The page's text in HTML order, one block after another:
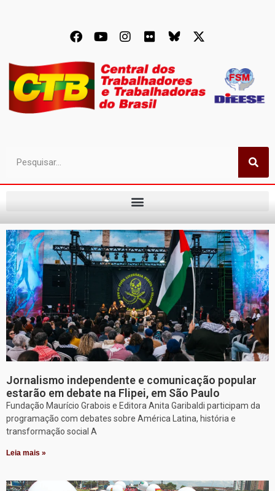
Jornalismo independente e comunicação popular
estarão em debate na Flipei, em São Paulo
Fundação Maurício Grabois e Editora Anita Garibaldi participam da
programação com debates sobre América Latina, história e
transformação social A
Leia mais »